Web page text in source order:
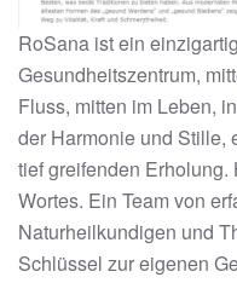
RoSana ist ein
Gesundheitszentrum,
Fluss, mitten im Leben,
der Harmonie und Stille,
tief greifenden
Wortes. Ein Team von
Naturheilkundigen und
Schlüssel zur eigenen